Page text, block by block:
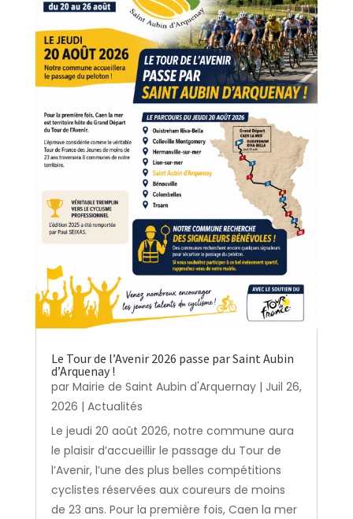
Le Tour de l’Avenir 2026 passe par Saint Aubin
d’Arquenay !
par Mairie de Saint Aubin d'Arquernay| Juil 26,
2026 | Actualités
Le jeudi 20 août 2026, notre commune aura
le plaisir d’accueillir le passage du Tour de
l’Avenir, l’une des plus belles compétitions
cyclistes réservées aux coureurs de moins
de 23 ans. Pour la première fois, Caen la mer